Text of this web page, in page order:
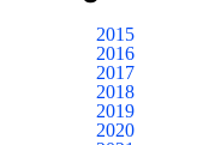
2015
2016
2017
2018
2019
2020